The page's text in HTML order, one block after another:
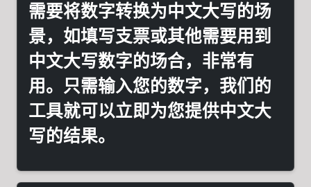
需要将数字转换为中文大写的场
景，如填写支票或其他需要用到
中文大写数字的场合，非常有
用。只需输入您的数字，我们的
工具就可以立即为您提供中文大
写的结果。